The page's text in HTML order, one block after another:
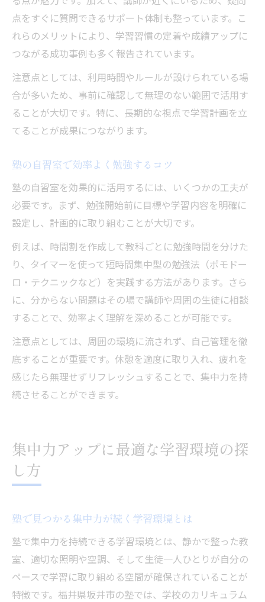
点をすぐに質問できるサポート体制も整っています。こ
れらのメリットにより、学習習慣の定着や成績アップに
つながる成功事例も多く報告されています。
注意点としては、利用時間やルールが設けられている場
合が多いため、事前に確認して無理のない範囲で活用す
ることが大切です。特に、長期的な視点で学習計画を立
てることが成果につながります。
塾の自習室で効率よく勉強するコツ
塾の自習室を効果的に活用するには、いくつかの工夫が
必要です。まず、勉強開始前に目標や学習内容を明確に
設定し、計画的に取り組むことが大切です。
例えば、時間割を作成して教科ごとに勉強時間を分けた
り、タイマーを使って短時間集中型の勉強法（ポモドー
ロ・テクニックなど）を実践する方法があります。さら
に、分からない問題はその場で講師や周囲の生徒に相談
することで、効率よく理解を深めることが可能です。
注意点としては、周囲の環境に流されず、自己管理を徹
底することが重要です。休憩を適度に取り入れ、疲れを
感じたら無理せずリフレッシュすることで、集中力を持
続させることができます。
集中力アップに最適な学習環境の探
し方
塾で見つかる集中力が続く学習環境とは
塾で集中力を持続できる学習環境とは、静かで整った教
室、適切な照明や空調、そして生徒一人ひとりが自分の
ペースで学習に取り組める空間が確保されていることが
特徴です。福井県坂井市の塾では、学校のカリキュラム